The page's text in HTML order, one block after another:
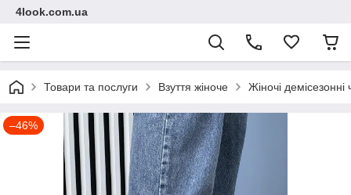
4look.com.ua
Товари та послуги Взуття жіноче Жіночі демісезонні
–46%